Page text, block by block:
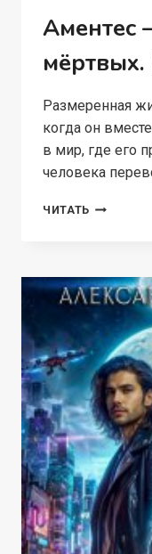
Аментес
Размеренная
когда он
в мир, где его
человека
ЧИТАТЬ АМЕНТЕС
КНИГА
1.